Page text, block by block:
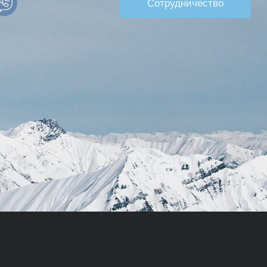
Сотрудничество